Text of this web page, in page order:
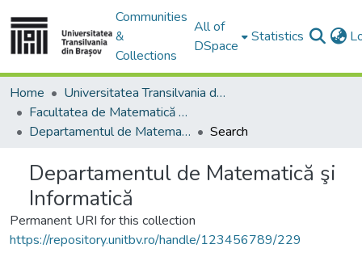
Communities
&
Collections
All of
DSpace
Statistics
Home
Universitatea Transilvania din Brasov
Facultatea de Matematică și Informatică
Departamentul de Matematică şi Informatică
Search
Departamentul de Matematică şi
Informatică
Permanent URI for this collection
https://repository.unitbv.ro/handle/123456789/229